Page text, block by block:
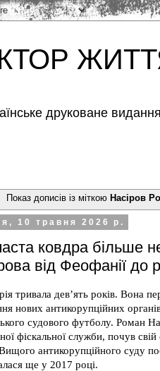
друковане
Показ дописів із міткою Насіров
10 травня 2026 р.
ковдра більше
від Феофанії до
тривала дев’ять років. Вона
нових антикорупційних
судового футболу. Роман
фіскальної служби, почув
антикорупційного суду
ще у 2017 році.